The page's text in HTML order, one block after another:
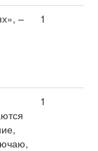
–
1
1